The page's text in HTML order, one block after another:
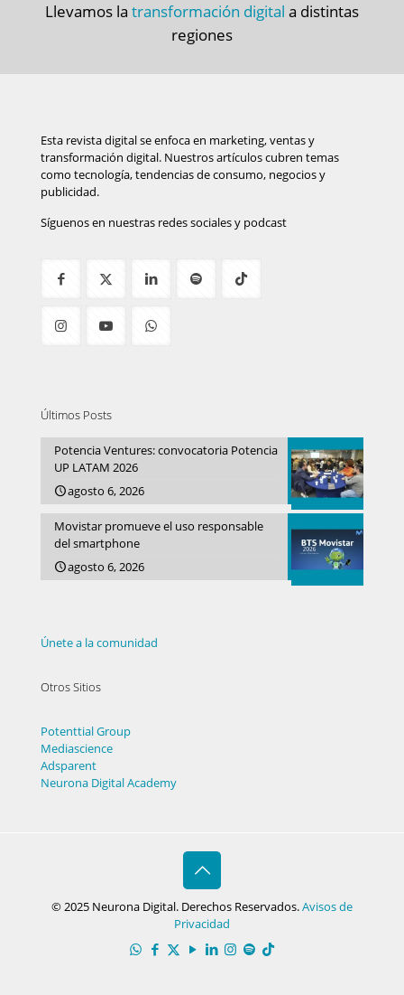
Llevamos la transformación digital a distintas
regiones
Esta revista digital se enfoca en marketing, ventas y
transformación digital. Nuestros artículos cubren temas
como tecnología, tendencias de consumo, negocios y
publicidad.
Síguenos en nuestras redes sociales y podcast
Últimos Posts
Potencia Ventures: convocatoria Potencia
UP LATAM 2026
agosto 6, 2026
Movistar promueve el uso responsable
del smartphone
agosto 6, 2026
Únete a la comunidad
Otros Sitios
Potenttial Group
Mediascience
Adsparent
Neurona Digital Academy
© 2025 Neurona Digital. Derechos Reservados.Avisos de
Privacidad